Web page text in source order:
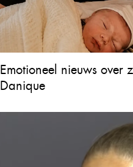
Emotioneel nieuws over
Danique